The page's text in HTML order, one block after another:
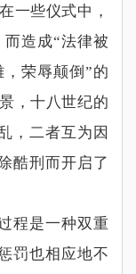
一些仪式中，
而造成“法律被
荣辱颠倒 ”的
，十八世纪的
，二者互为因
酷刑而开启了
程是一种双重
罚也相应地不